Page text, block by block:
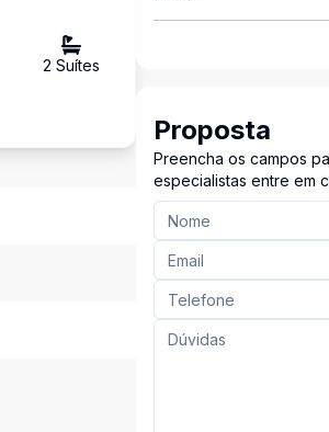
2 Suítes
Proposta
Preencha os campos
especialistas entre em